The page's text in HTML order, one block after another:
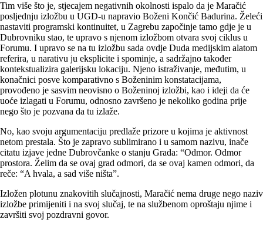
Tim više što je, stjecajem negativnih okolnosti ispalo da je Maračić
posljednju izložbu u UGD-u napravio Boženi Končić Badurina. Želeći
nastaviti programski kontinuitet, u Zagrebu započinje tamo gdje je u
Dubrovniku stao, te upravo s njenom izložbom otvara svoj ciklus u
Forumu. I upravo se na tu izložbu sada ovdje Duda medijskim alatom
referira, u narativu ju eksplicite i spominje, a sadržajno također
kontekstualizira galerijsku lokaciju. Njeno istraživanje, međutim, u
konačnici posve komparativno s Boženinim konstatacijama,
provođeno je sasvim neovisno o Boženinoj izložbi, kao i ideji da će
uoće izlagati u Forumu, odnosno završeno je nekoliko godina prije
nego što je pozvana da tu izlaže.
No, kao svoju argumentaciju predlaže prizore u kojima je aktivnost
netom prestala. Što je zapravo sublimirano i u samom nazivu, inače
citatu izjave jedne Dubrovčanke o stanju Grada: “Odmor. Odmor
prostora. Želim da se ovaj grad odmori, da se ovaj kamen odmori, da
reče: “A hvala, a sad više ništa”.
Izložen plotunu znakovitih slučajnosti, Maračić nema druge nego naziv
izložbe primijeniti i na svoj slučaj, te na službenom oproštaju njime i
završiti svoj pozdravni govor.